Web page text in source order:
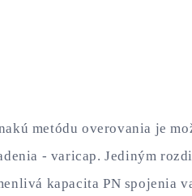
metódu overovania je
- varicap. Jediným
kapacita PN spojenia